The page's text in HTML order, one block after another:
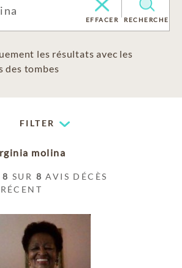
EFFACER RECHERCHE
les résultats avec les
des tombes
FILTER
molina
8 SUR 8 AVIS DÉCÈS